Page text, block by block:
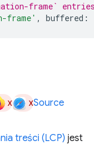
frame`
frame' , buffered :
x xSource
treści (LCP) jest